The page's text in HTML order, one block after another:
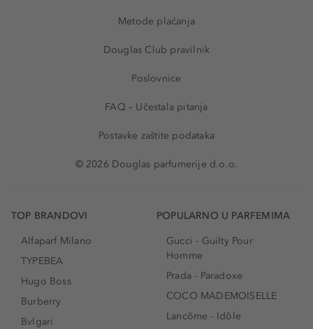
Metode plaćanja
Douglas Club pravilnik
Poslovnice
FAQ – Učestala pitanja
Postavke zaštite podataka
© 2026 Douglas parfumerije d.o.o.
TOP BRANDOVI
Alfaparf Milano
TYPEBEA
Hugo Boss
Burberry
Bvlgari
POPULARNO U PARFEMIMA
Gucci - Guilty Pour
Homme
Prada - Paradoxe
COCO MADEMOISELLE
Lancôme - Idôle